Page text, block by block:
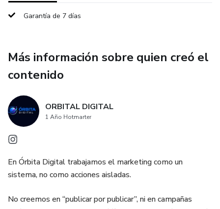
Reglas de diseño sencillas para que todo se vea
profesional.
Garantía de 7 días
Más información sobre quien creó el
contenido
ORBITAL DIGITAL
1 Año Hotmarter
En Órbita Digital trabajamos el marketing como un
sistema, no como acciones aisladas.
No creemos en “publicar por publicar”, ni en campañas